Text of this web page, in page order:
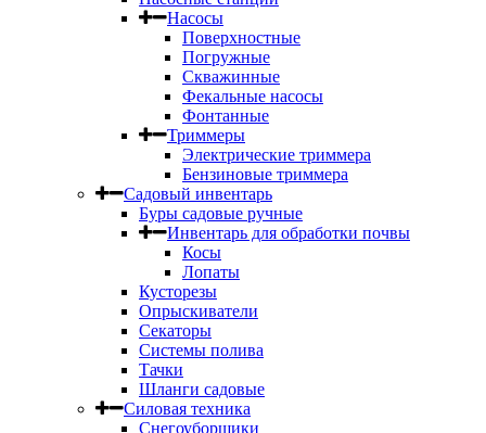
Насосы
Поверхностные
Погружные
Скважинные
Фекальные насосы
Фонтанные
Триммеры
Электрические триммера
Бензиновые триммера
Садовый инвентарь
Буры садовые ручные
Инвентарь для обработки почвы
Косы
Лопаты
Кусторезы
Опрыскиватели
Секаторы
Системы полива
Тачки
Шланги садовые
Силовая техника
Снегоуборщики